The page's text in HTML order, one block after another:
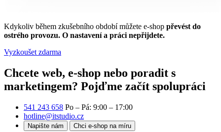
Kdykoliv během zkušebního období můžete e-shop převést do
ostrého provozu. O nastavení a práci nepřijdete.
Vyzkoušet zdarma
Chcete web, e-shop nebo poradit s
marketingem? Pojďme začít spolupráci
541 243 658 Po – Pá: 9:00 – 17:00
hotline@itstudio.cz
Napište nám Chci e-shop na míru